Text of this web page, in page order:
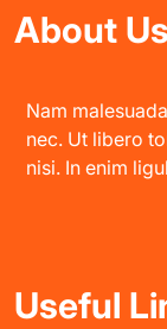
About Us
Nam
nec. Ut libero
nisi. In enim
Useful